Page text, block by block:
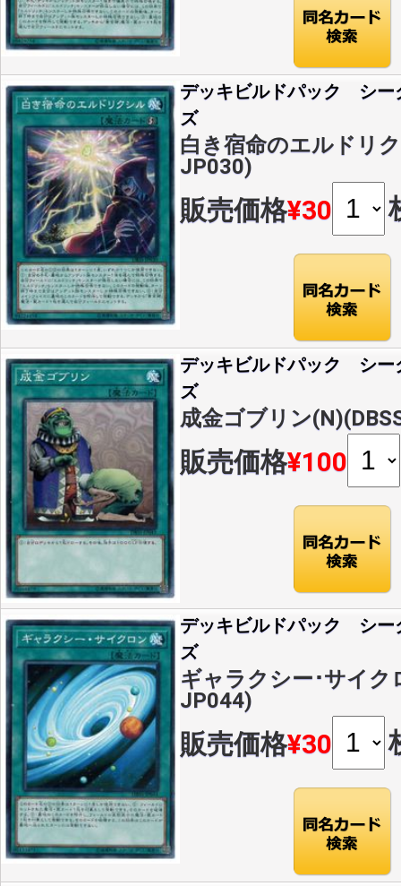
デッキビルドパック シー
ズ
白き宿命のエルドリ
JP030)
販売価格¥30
デッキビルドパック シー
ズ
成金ゴブリン
販売価格¥100
デッキビルドパック シー
ズ
ギャラクシー･サイク
JP044)
販売価格¥30